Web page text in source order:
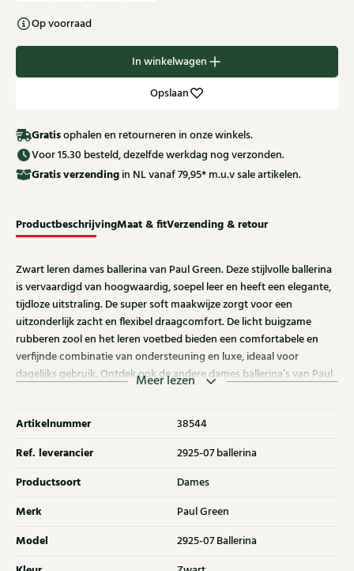
Op voorraad
In winkelwagen
Opslaan
Gratisophalen en retourneren in onze winkels.
Voor 15.30 besteld, dezelfde werkdag nog verzonden.
Gratisverzending in NL vanaf 79,95* m.u.v sale artikelen.
ProductbeschrijvingMaat & fitVerzending & retour
Zwart leren dames ballerina van Paul Green. Deze stijlvolle ballerina
is vervaardigd van hoogwaardig, soepel leer en heeft een elegante,
tijdloze uitstraling. De super soft maakwijze zorgt voor een
uitzonderlijk zacht en flexibel draagcomfort. De licht buigzame
rubberen zool en het leren voetbed bieden een comfortabele en
verfijnde combinatie van ondersteuning en luxe, ideaal voor
dagelijks gebruik. Ontdek ook de andere dames ballerina’s van Paul
Meer lezen
Artikelnummer 38544
Ref. leverancier 2925-07 ballerina
Productsoort Dames
Merk Paul Green
Model 2925-07 Ballerina